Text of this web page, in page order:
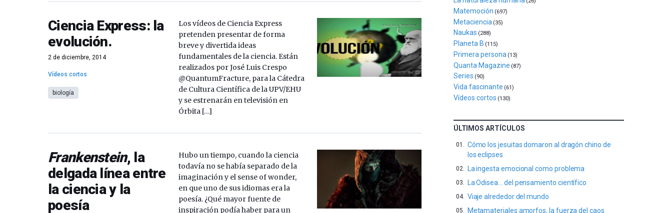
Ciencia Express: la
evolución.
2 de diciembre, 2014
Vídeos cortos
biología
Los vídeos de Ciencia Express
pretenden presentar de forma
breve y divertida ideas
fundamentales de la ciencia. Están
realizados por José Luis Crespo
@QuantumFracture, para la Cátedra
de Cultura Científica de la UPV/EHU
y se estrenarán en televisión en
Órbita […]
Frankenstein, la
delgada línea entre
la ciencia y la
poesía
Hubo un tiempo, cuando la ciencia
todavía no se había separado de la
imaginación y el sense of wonder,
en que uno de sus idiomas era la
poesía. ¿Qué mayor fuente de
inspiración podía haber para un
16
de
septiembre
al
4
de
octubre.
La
iniciativa,
la
Matemoción (697)
Metaciencia (35)
Naukas (288)
Planeta B (115)
Primera persona (13)
Quanta Magazine (87)
Series (90)
Vida fascinante (61)
Vídeos cortos (130)
ÚLTIMOS ARTÍCULOS
Cómo los jesuitas domaron al dragón chino de
los eclipses
La ingesta emocional como problema
La Odisea… del pensamiento científico
Viaje alrededor del mundo
Metamateriales amorfos, la fuerza del caos